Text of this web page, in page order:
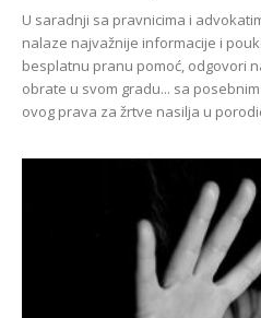
U saradnji sa pravnicima i
nalaze najvažnije informacije i
besplatnu pranu pomoć, odgovori
obrate u svom gradu... sa
ovog prava za žrtve nasilja u